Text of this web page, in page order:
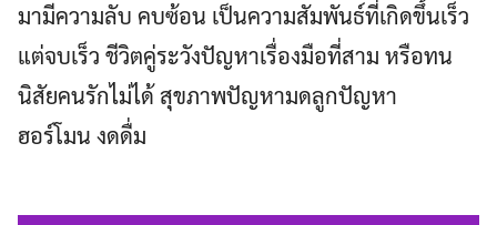
มามีความลับ คบซ้อน เป็นความสัมพันธ์ที่เกิดขึ้นเร็ว
แต่จบเร็ว ชีวิตคู่ระวังปัญหาเรื่องมือที่สาม หรือทน
นิสัยคนรักไม่ได้ สุขภาพปัญหามดลูกปัญหา
ฮอร์โมน งดดื่ม